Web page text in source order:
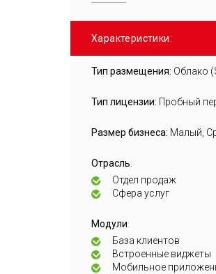
Характеристики:
Тип размещения: Облако
Тип лицензии: Пробный
Размер бизнеса: Малый,
Отрасль:
Отдел продаж
Сфера услуг
Модули:
База клиентов
Встроенные виджеты
Мобильное